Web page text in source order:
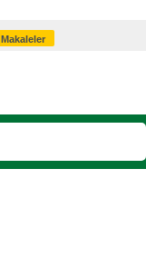
Makaleler